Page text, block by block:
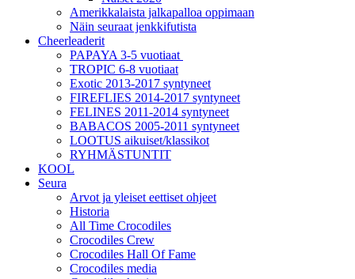
Amerikkalaista jalkapalloa oppimaan
Näin seuraat jenkkifutista
Cheerleaderit
PAPAYA 3-5 vuotiaat
TROPIC 6-8 vuotiaat
Exotic 2013-2017 syntyneet
FIREFLIES 2014-2017 syntyneet
FELINES 2011-2014 syntyneet
BABACOS 2005-2011 syntyneet
LOOTUS aikuiset/klassikot
RYHMÄSTUNTIT
KOOL
Seura
Arvot ja yleiset eettiset ohjeet
Historia
All Time Crocodiles
Crocodiles Crew
Crocodiles Hall Of Fame
Crocodiles media